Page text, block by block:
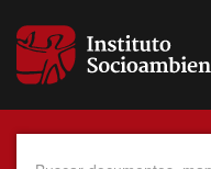
para
conteúdo